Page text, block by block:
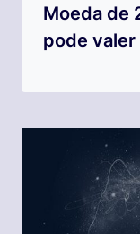
Moeda de
pode valer